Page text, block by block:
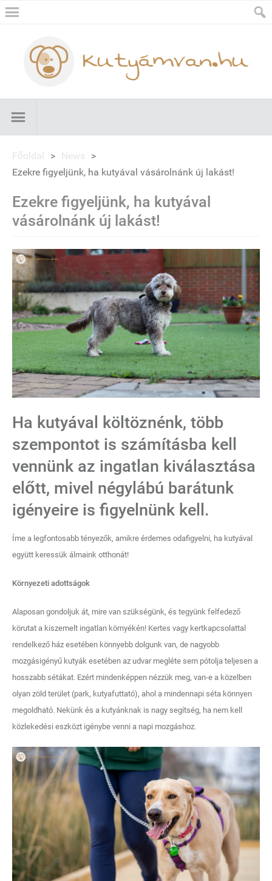
Főoldal > News
>
Ezekre figyeljünk, ha kutyával vásárolnánk új lakást!
Ezekre figyeljünk, ha kutyával
vásárolnánk új lakást!
Ha kutyával költöznénk, több
szempontot is számításba kell
vennünk az ingatlan kiválasztása
előtt, mivel négylábú barátunk
igényeire is figyelnünk kell.
Íme a legfontosabb tényezők, amikre érdemes odafigyelni, ha kutyával
együtt keressük álmaink otthonát!
Környezeti adottságok
Alaposan gondoljuk át, mire van szükségünk, és tegyünk felfedező
körutat a kiszemelt ingatlan környékén! Kertes vagy kertkapcsolattal
rendelkező ház esetében könnyebb dolgunk van, de nagyobb
mozgásigényű kutyák esetében az udvar megléte sem pótolja teljesen a
hosszabb sétákat. Ezért mindenképpen nézzük meg, van-e a közelben
olyan zöld terület (park, kutyafuttató), ahol a mindennapi séta könnyen
megoldható. Nekünk és a kutyánknak is nagy segítség, ha nem kell
közlekedési eszközt igénybe venni a napi mozgáshoz.